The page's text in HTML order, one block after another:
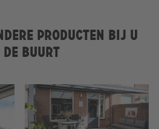
producten bij u
de buurt